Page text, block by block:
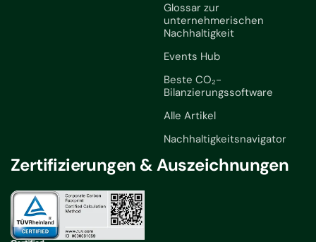
Glossar zur
unternehmerischen
Nachhaltigkeit
Events Hub
Beste CO₂-
Bilanzierungssoftware
Alle Artikel
Nachhaltigkeitsnavigator
Zertifizierungen & Auszeichnungen